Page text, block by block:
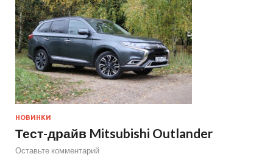
НОВИНКИ
Тест-драйв Mitsubishi Outlander
Оставьте комментарий